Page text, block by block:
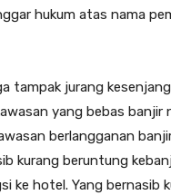
hukum atas nama
tampak jurang
yang bebas
berlangganan
kurang beruntung
ke hotel. Yang bernasib